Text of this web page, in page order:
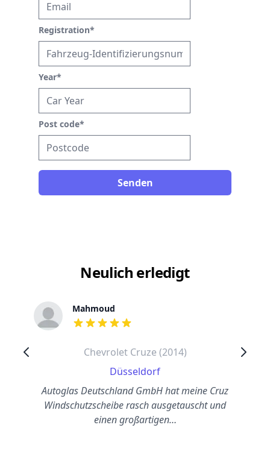
Registration*
Year*
Post code*
Senden
Neulich erledigt
Mahmoud
out of 5 stars
Chevrolet Cruze (2014)
Düsseldorf
Autoglas Deutschland GmbH hat meine Cruz
Windschutzscheibe rasch ausgetauscht und
einen großartigen…